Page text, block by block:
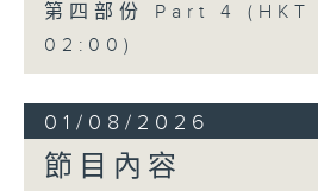
第四部份 Part 4
02:00)
01/08/2026
節目內容